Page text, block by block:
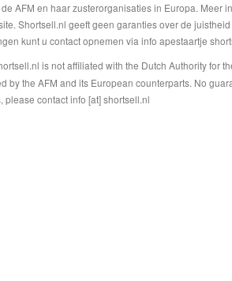
AFM en haar zusterorganisaties in Europa.
Shortsell.nl geeft geen garanties over de
kunt u contact opnemen via info apestaartje
is not affiliated with the Dutch Authority for
by the AFM and its European counterparts. No
please contact info [at] shortsell.nl